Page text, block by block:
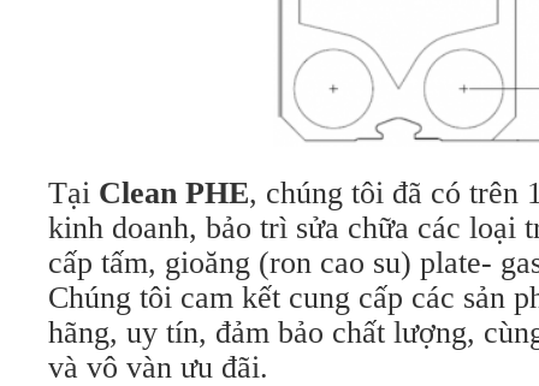
Tại Clean PHE, chúng tôi đã có trên
kinh doanh, bảo trì sửa chữa các loại
cấp tấm, gioăng (ron cao su) plate-
Chúng tôi cam kết cung cấp các sản
hãng, uy tín, đảm bảo chất lượng,
và vô vàn ưu đãi.